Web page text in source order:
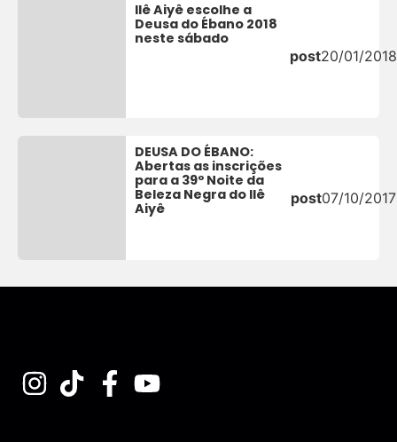
Ilê Aiyê escolhe a
Deusa do Ébano 2018
neste sábado
post20/01/2018
DEUSA DO ÉBANO:
Abertas as inscrições
para a 39º Noite da
Beleza Negra do Ilê
Aiyê
post07/10/2017